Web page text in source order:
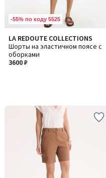
-55% по коду 5525
LA REDOUTE COLLECTIONS
Шорты на эластичном поясе с
оборками
3600 ₽